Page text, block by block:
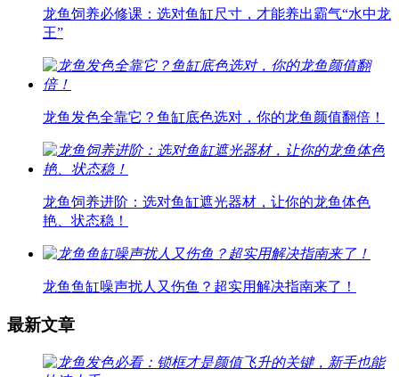
龙鱼饲养必修课：选对鱼缸尺寸，才能养出霸气“水中龙
王”
龙鱼发色全靠它？鱼缸底色选对，你的龙鱼颜值翻倍！
龙鱼饲养进阶：选对鱼缸遮光器材，让你的龙鱼体色
艳、状态稳！
龙鱼鱼缸噪声扰人又伤鱼？超实用解决指南来了！
最新文章